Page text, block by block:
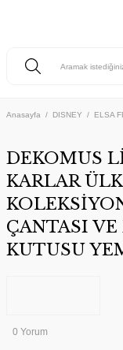
Anasayfa DISNEY ELSA
DEKOMUS
KARLAR
ÇANTASI
KUTUSU
0 Yorum